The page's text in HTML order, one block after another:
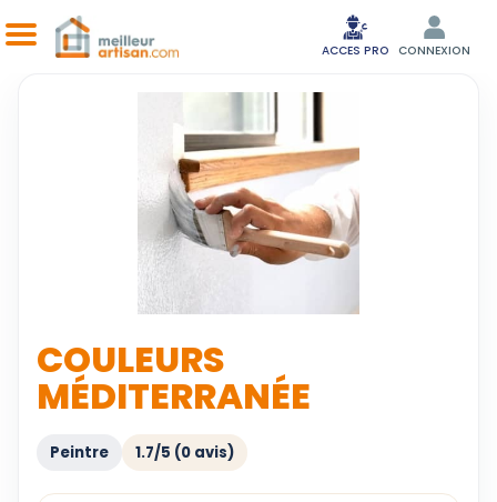
ACCES PRO CONNEXION
COULEURS
MÉDITERRANÉE
Peintre 1.7/5 (0 avis)